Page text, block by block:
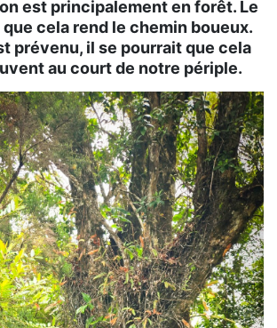
est principalement en forêt. Le
cela rend le chemin boueux.
prévenu, il se pourrait que cela
au court de notre périple.